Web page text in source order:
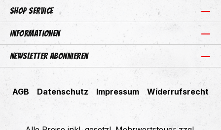
Shop Service
Informationen
Newsletter abonnieren
AGB Datenschutz Impressum Widerrufsrecht